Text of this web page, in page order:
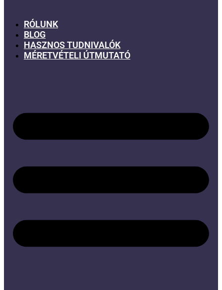
RÓLUNK
BLOG
HASZNOS TUDNIVALÓK
MÉRETVÉTELI ÚTMUTATÓ